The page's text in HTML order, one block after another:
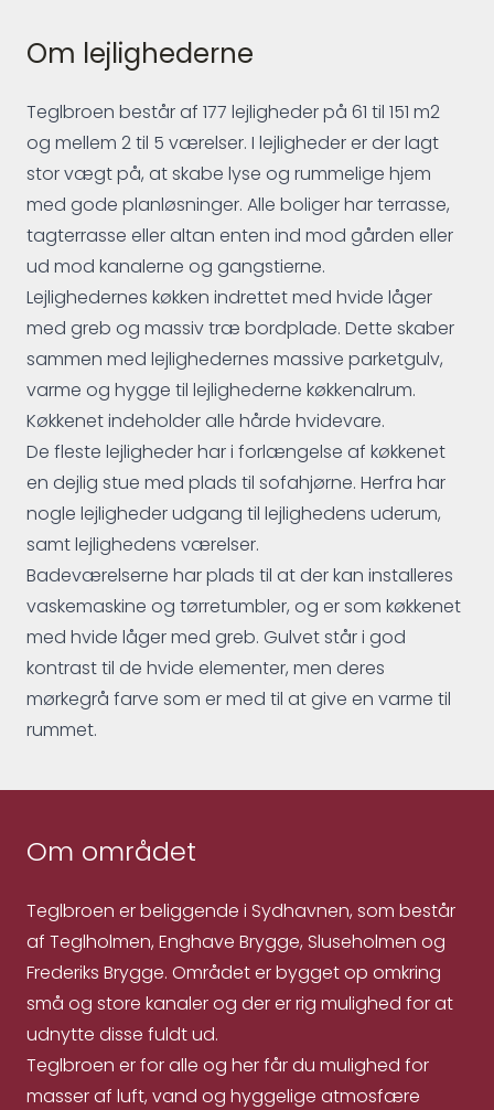
Om lejlighederne
Teglbroen består af 177 lejligheder på 61 til 151 m2
og mellem 2 til 5 værelser. I lejligheder er der lagt
stor vægt på, at skabe lyse og rummelige hjem
med gode planløsninger. Alle boliger har terrasse,
tagterrasse eller altan enten ind mod gården eller
ud mod kanalerne og gangstierne.
Lejlighedernes køkken indrettet med hvide låger
med greb og massiv træ bordplade. Dette skaber
sammen med lejlighedernes massive parketgulv,
varme og hygge til lejlighederne køkkenalrum.
Køkkenet indeholder alle hårde hvidevare.
De fleste lejligheder har i forlængelse af køkkenet
en dejlig stue med plads til sofahjørne. Herfra har
nogle lejligheder udgang til lejlighedens uderum,
samt lejlighedens værelser.
Badeværelserne har plads til at der kan installeres
vaskemaskine og tørretumbler, og er som køkkenet
med hvide låger med greb. Gulvet står i god
kontrast til de hvide elementer, men deres
mørkegrå farve som er med til at give en varme til
rummet.
Om området
Teglbroen er beliggende i Sydhavnen, som består
af Teglholmen, Enghave Brygge, Sluseholmen og
Frederiks Brygge. Området er bygget op omkring
små og store kanaler og der er rig mulighed for at
udnytte disse fuldt ud.
Teglbroen er for alle og her får du mulighed for
masser af luft, vand og hyggelige atmosfære